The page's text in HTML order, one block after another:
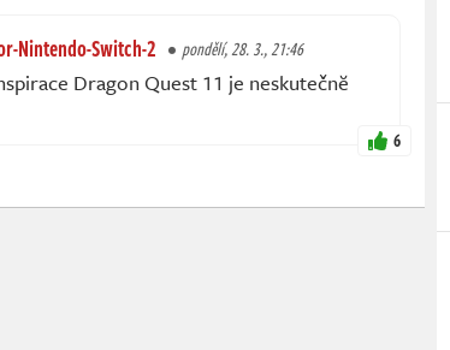
Nintendo-Switch-2 pondělí, 28. 3., 21:46
Dragon Quest 11 je neskutečnĕ
6